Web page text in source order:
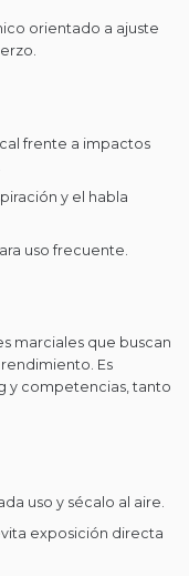
orientado a ajuste
frente a impactos
y el habla
uso frecuente.
marciales que buscan
Es
y competencias, tanto
uso y sécalo al aire.
exposición directa